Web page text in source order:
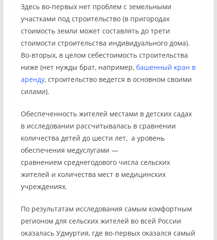
Здесь во-первых нет проблем с земельными
участками под строительство (в пригородах
стоимость земли может составлять до трети
стоимости строительства индивидуального дома).
Во-вторых, в целом себестоимость строительства
ниже (нет нужды брат, например, башенный кран в
аренду, строительство ведется в основном своими
силами).
Обеспеченность жителей местами в детских садах
в исследовании рассчитывалась в сравнении
количества детей до шести лет, а уровень
обеспечения медуслугами —
сравнением среднегодового числа сельских
жителей и количества мест в медицинских
учреждениях.
По результатам исследования самым комфортным
регионом для сельских жителей во всей России
оказалась Удмуртия, где во-первых оказался самый